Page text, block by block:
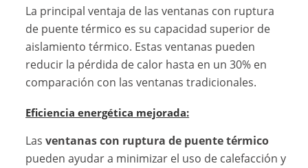
La principal ventaja de las ventanas con ruptura
de puente térmico es su capacidad superior de
aislamiento térmico. Estas ventanas pueden
reducir la pérdida de calor hasta en un 30% en
comparación con las ventanas tradicionales.
Eficiencia energética mejorada:
Lasventanas con ruptura de puente térmico
pueden ayudar a minimizar el uso de calefacción y